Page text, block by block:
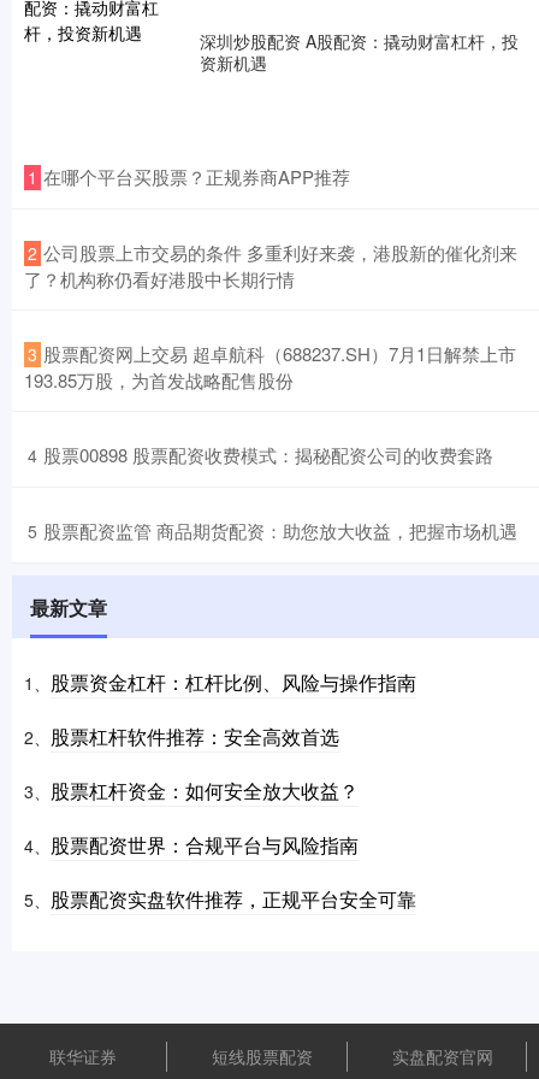
深圳炒股配资 A股配资：撬动财富杠杆，投
资新机遇
1 ​在哪个平台买股票？正规券商APP推荐
2 ​公司股票上市交易的条件 多重利好来袭，港股新的催化剂来
了？机构称仍看好港股中长期行情
3 ​股票配资网上交易 超卓航科（688237.SH）7月1日解禁上市
193.85万股，为首发战略配售股份
4 ​股票00898 股票配资收费模式：揭秘配资公司的收费套路
5 ​股票配资监管 商品期货配资：助您放大收益，把握市场机遇
最新文章
1、 股票资金杠杆：杠杆比例、风险与操作指南
2、 股票杠杆软件推荐：安全高效首选
3、 股票杠杆资金：如何安全放大收益？
4、 股票配资世界：合规平台与风险指南
5、 股票配资实盘软件推荐，正规平台安全可靠
联华证券 短线股票配资 实盘配资官网